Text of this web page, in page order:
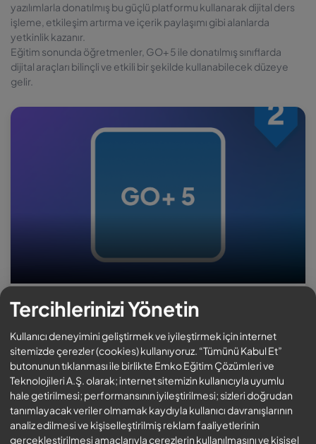
yazılımlarla donatılmış bu güçlü platformu kullanarak dijital ders
işleme, etkileşim artırma ve içerik paylaşımı gibi alanlarda
yetkinlik kazanır.
Eğitim sonunda öğretmenler, GO+ 5 ile donatılmış sınıflarda
dijital araçları bilinçli ve etkili bir şekilde kullanabilecek düzeye
gelir.
Ücretsiz
Kursa Kaydol
Sertifikalı
Bu eğitim bunları içerir:
Tercihlerinizi Yönetin
Kullanıcı deneyimini geliştirmek ve iyileştirmek için internet
sitemizde çerezler (cookies) kullanıyoruz. “Tümünü Kabul Et”
butonunun tıklanması ile birlikte Emko Eğitim Çözümleri ve
Teknolojileri A.Ş. olarak; internet sitemizin kullanıcıyla uyumlu
hale getirilmesi; performansının iyileştirilmesi; sizleri doğrudan
tanımlayacak veriler olmamak kaydıyla kullanıcı davranışlarının
analiz edilmesi ve kişiselleştirilmiş reklam faaliyetlerinin
gerçekleştirilmesi amaçlarıyla çerezlerin kullanılmasını ve kişisel